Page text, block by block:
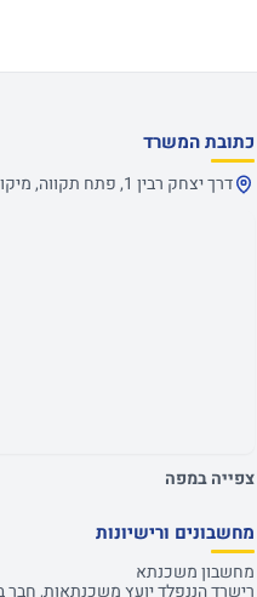
כתובת המשרד
דרך יצחק רבין 1, פתח תקווה, מיקוד - 4925110
צפייה במפה
מחשבונים ורישיונות
מחשבון משכנתא
רישרד הננפלד יועץ משכנתאות,